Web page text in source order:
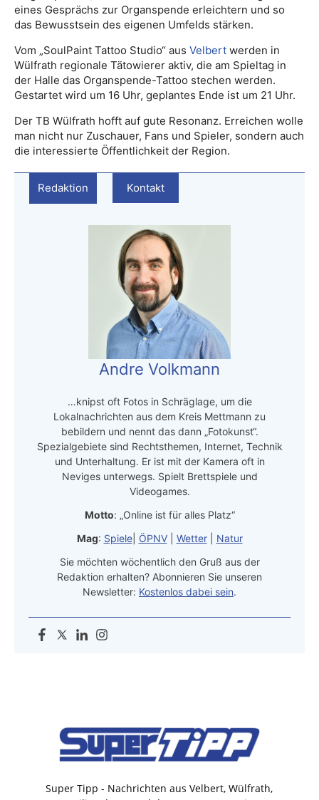
eines Gesprächs zur Organspende erleichtern und so
das Bewusstsein des eigenen Umfelds stärken.
Vom „SoulPaint Tattoo Studio“ aus Velbert werden in
Wülfrath regionale Tätowierer aktiv, die am Spieltag in
der Halle das Organspende-Tattoo stechen werden.
Gestartet wird um 16 Uhr, geplantes Ende ist um 21 Uhr.
Der TB Wülfrath hofft auf gute Resonanz. Erreichen wolle
man nicht nur Zuschauer, Fans und Spieler, sondern auch
die interessierte Öffentlichkeit der Region.
Redaktion Kontakt
Andre Volkmann
…knipst oft Fotos in Schräglage, um die
Lokalnachrichten aus dem Kreis Mettmann zu
bebildern und nennt das dann „Fotokunst“.
Spezialgebiete sind Rechtsthemen, Internet, Technik
und Unterhaltung. Er ist mit der Kamera oft in
Neviges unterwegs. Spielt Brettspiele und
Videogames.
Motto: „Online ist für alles Platz“
Mag: Spiele| ÖPNV| Wetter| Natur
Sie möchten wöchentlich den Gruß aus der
Redaktion erhalten? Abonnieren Sie unseren
Newsletter: Kostenlos dabei sein.
Super Tipp - Nachrichten aus Velbert, Wülfrath,